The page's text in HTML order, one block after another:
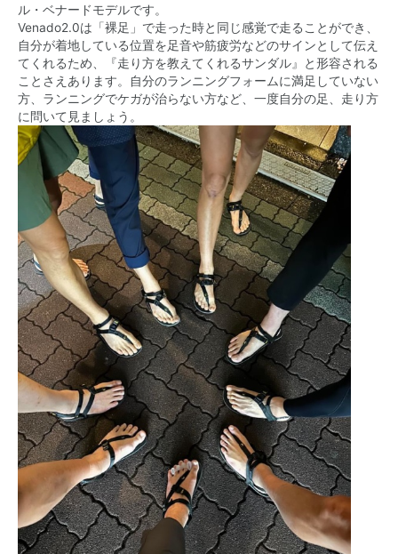
ル・ベナードモデルです。
Venado2.0は「裸足」で走った時と同じ感覚で走ることができ、
自分が着地している位置を足音や筋疲労などのサインとして伝え
てくれるため、『走り方を教えてくれるサンダル』と形容される
ことさえあります。自分のランニングフォームに満足していない
方、ランニングでケガが治らない方など、一度自分の足、走り方
に問いて見ましょう。